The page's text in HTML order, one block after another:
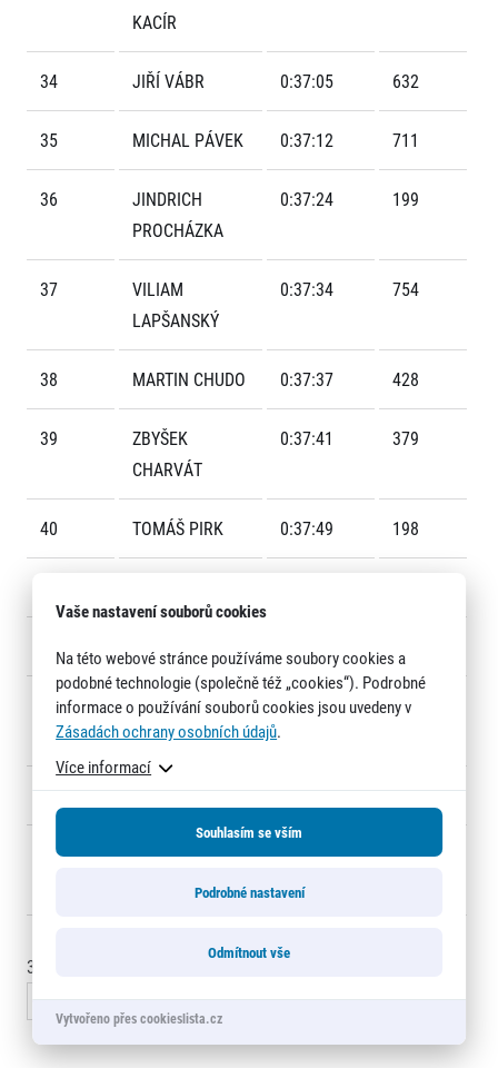
Mobilní aplikace RunCzech
Dobrovolníci
Dárkové poukazy
Šablony k dárkovému poukazu ke stažení
Aktuality
Akreditace a vše k závodům
Poznámky pro editory
RunCzech
Kariéra
RunCzech Racing
Ekofilozofie
Vítejte v Running Mall
Kalendář
Individuální trénink
Firemní tréninky
Titulární partneři
Informace o webu
Všeobecné smluvní podmínky
Informace o cookies
Podmínky GDPR
KACÍR
34 JIŘÍ VÁBR 0:37:05 632
35 MICHAL PÁVEK 0:37:12 711
36
JINDRICH
PROCHÁZKA
0:37:24 199
37
VILIAM
LAPŠANSKÝ
0:37:34 754
38 MARTIN CHUDO 0:37:37 428
39
ZBYŠEK
CHARVÁT
0:37:41 379
40 TOMÁŠ PIRK 0:37:49 198
43
MILOŠ
LAMBERT
0:38:04 119
44 DUŠAN BARTOŠ 0:38:04 596
45
JAKUB
ZELENKA
0:38:11 628
30 - 45
« Předchozí 1 2 3 4 5 … 56 Další »
Vaše nastavení souborů cookies
Na této webové stránce používáme soubory cookies a
podobné technologie (společně též „cookies“). Podrobné
informace o používání souborů cookies jsou uvedeny v
Zásadách ochrany osobních údajů.
Více informací
Souhlasím se vším
Podrobné nastavení
Odmítnout vše
Vytvořeno přes cookieslista.cz